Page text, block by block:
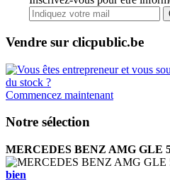
Vendre sur clicpublic.be
Commencez maintenant
Notre sélection
MERCEDES BENZ AMG GLE
bien